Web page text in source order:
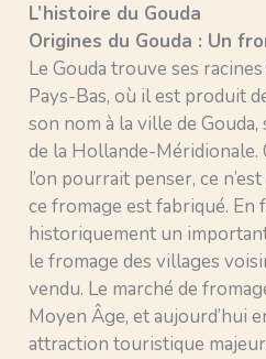
L’histoire du Gouda
Origines du Gouda : Un
Le Gouda trouve ses
Pays-Bas, où il est produit
son nom à la ville de
de la Hollande-Méridionale.
l’on pourrait penser, ce
ce fromage est fabriqué. En
historiquement un
le fromage des villages
vendu. Le marché de
Moyen Âge, et aujourd’hui
attraction touristique